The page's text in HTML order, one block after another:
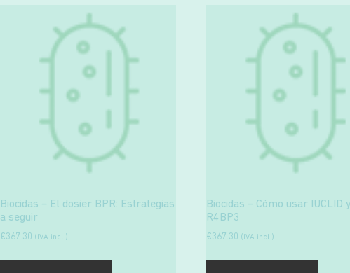
Biocidas – El dosier BPR: Estrategias
a seguir
€367.30 (IVA incl.)
Biocidas – Cómo usar IUCLID
R4BP3
€367.30 (IVA incl.)